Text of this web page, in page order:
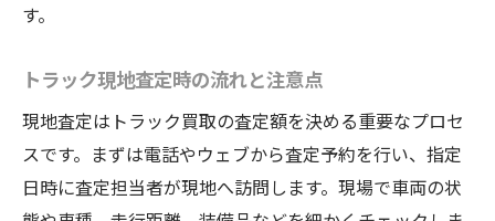
す。
トラック現地査定時の流れと注意点
現地査定はトラック買取の査定額を決める重要なプロセ
スです。まずは電話やウェブから査定予約を行い、指定
日時に査定担当者が現地へ訪問します。現場で車両の状